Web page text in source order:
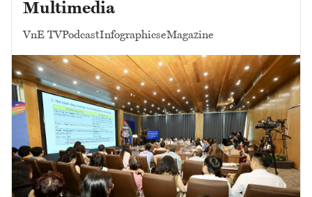
Multimedia
VnE TVPodcastInfographicseMagazine